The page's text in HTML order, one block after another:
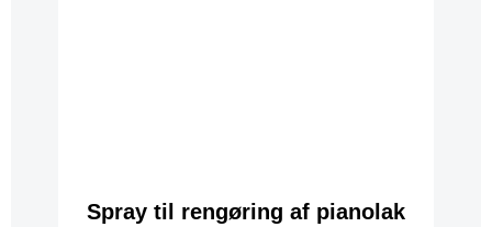
Spray til rengøring af pianolak